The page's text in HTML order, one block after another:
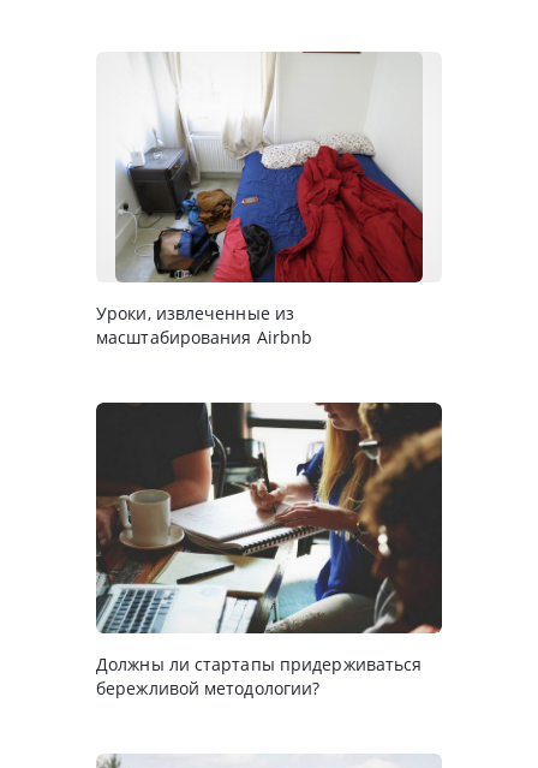
Уроки, извлеченные из
масштабирования Airbnb
Должны ли стартапы придерживаться
бережливой методологии?